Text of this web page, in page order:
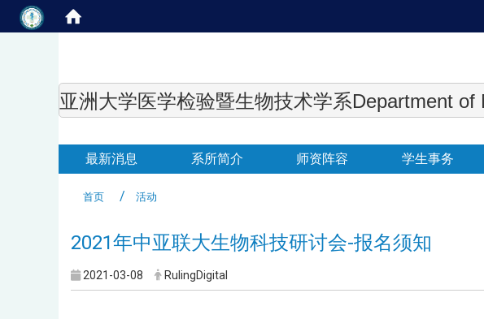
亚洲大学医学检验暨生物技术学系Department
最新消息 系所简介 师资阵容 学生事务
首页 活动
2021年中亚联大生物科技研讨会-报名须知
2021-03-08 RulingDigital